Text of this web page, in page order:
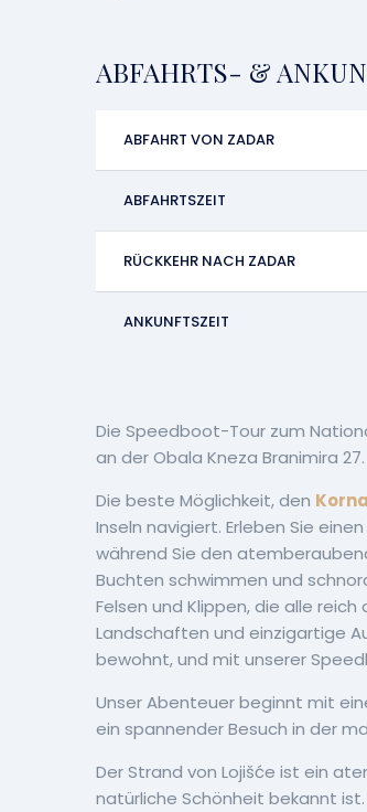
ABFAHRTS- &
ABFAHRT VON ZADAR
ABFAHRTSZEIT
RÜCKKEHR NACH ZADAR
ANKUNFTSZEIT
Die Speedboot-Tour zum
an der Obala Kneza Branimira 27.
Die beste Möglichkeit, den
Inseln navigiert. Erleben Sie
während Sie den
Buchten schwimmen und
Felsen und Klippen, die alle
Landschaften und einzigartige
bewohnt, und mit unserer
Unser Abenteuer beginnt mit
ein spannender Besuch in der
Der Strand von Lojišće ist ein
natürliche Schönheit bekannt